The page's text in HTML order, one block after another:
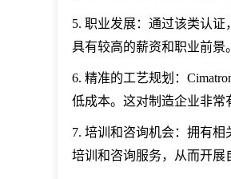
5. 职业发展：通过该类认
具有较高的薪资和职业前景。
6. 精准的工艺规划：
低成本。这对制造企业非常
7. 培训和咨询机会：拥有
培训和咨询服务，从而开展